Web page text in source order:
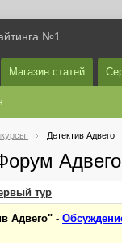
№1
Магазин статей
Детектив Адвего
Адвего
тур
Адвего" -